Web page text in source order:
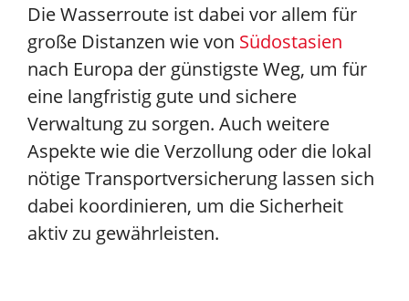
Die Wasserroute ist dabei vor allem für
große Distanzen wie von Südostasien
nach Europa der günstigste Weg, um für
eine langfristig gute und sichere
Verwaltung zu sorgen. Auch weitere
Aspekte wie die Verzollung oder die lokal
nötige Transportversicherung lassen sich
dabei koordinieren, um die Sicherheit
aktiv zu gewährleisten.